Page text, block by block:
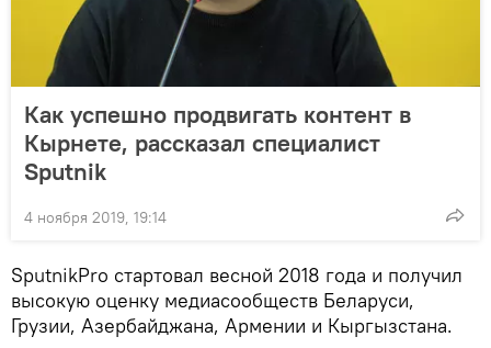
Как успешно продвигать контент в
Кырнете, рассказал специалист
Sputnik
4 ноября 2019, 19:14
SputnikPro стартовал весной 2018 года и получил
высокую оценку медиасообществ Беларуси,
Грузии, Азербайджана, Армении и Кыргызстана.